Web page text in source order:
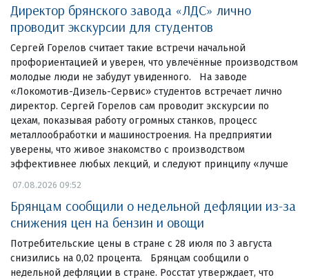
Директор брянского завода «ЛДС» лично
проводит экскурсии для студентов
Сергей Горелов считает такие встречи начальной
профориентацией и уверен, что увлечённые производством
молодые люди не забудут увиденного. На заводе
«Локомотив-Дизель-Сервис» студентов встречает лично
директор. Сергей Горелов сам проводит экскурсии по
цехам, показывая работу огромных станков, процесс
металлообработки и машиностроения. На предприятии
уверены, что живое знакомство с производством
эффективнее любых лекций, и следуют принципу «лучше
07.08.2026 09:52
Брянцам сообщили о недельной дефляции из-за
снижения цен на бензин и овощи
Потребительские цены в стране с 28 июля по 3 августа
снизились на 0,02 процента. Брянцам сообщили о
недельной дефляции в стране. Росстат утверждает, что